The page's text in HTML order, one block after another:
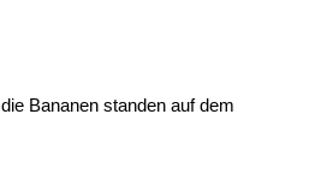
Bananen standen auf dem